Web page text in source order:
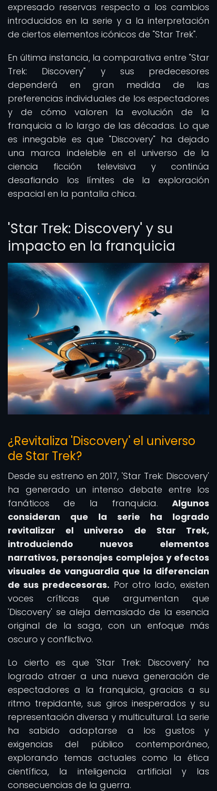
expresado reservas respecto a los cambios
introducidos en la serie y a la interpretación
de ciertos elementos icónicos de "Star Trek".
En última instancia, la comparativa entre "Star
Trek: Discovery" y sus predecesores
dependerá en gran medida de las
preferencias individuales de los espectadores
y de cómo valoren la evolución de la
franquicia a lo largo de las décadas. Lo que
es innegable es que "Discovery" ha dejado
una marca indeleble en el universo de la
ciencia ficción televisiva y continúa
desafiando los límites de la exploración
espacial en la pantalla chica.
'Star Trek: Discovery' y su
impacto en la franquicia
¿Revitaliza 'Discovery' el universo
de Star Trek?
Desde su estreno en 2017, 'Star Trek: Discovery'
ha generado un intenso debate entre los
fanáticos de la franquicia. Algunos
consideran que la serie ha logrado
revitalizar el universo de Star Trek,
introduciendo nuevos elementos
narrativos, personajes complejos y efectos
visuales de vanguardia que la diferencian
de sus predecesoras. Por otro lado, existen
voces críticas que argumentan que
'Discovery' se aleja demasiado de la esencia
original de la saga, con un enfoque más
oscuro y conflictivo.
Lo cierto es que 'Star Trek: Discovery' ha
logrado atraer a una nueva generación de
espectadores a la franquicia, gracias a su
ritmo trepidante, sus giros inesperados y su
representación diversa y multicultural. La serie
ha sabido adaptarse a los gustos y
exigencias del público contemporáneo,
explorando temas actuales como la ética
científica, la inteligencia artificial y las
consecuencias de la guerra.